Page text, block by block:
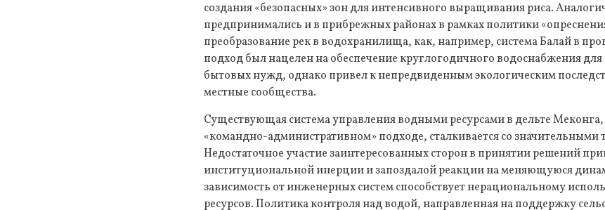
создания «безопасных» зон для интенсивного выращивания риса.
предпринимались и в прибрежных районах в рамках политики
преобразование рек в водохранилища, как, например, система Балай в
подход был нацелен на обеспечение круглогодичного водоснабжения для
бытовых нужд, однако привел к непредвиденным экологическим
местные сообщества.
Существующая система управления водными ресурсами в дельте Меконга,
«командно-административном» подходе, сталкивается со значительными
Недостаточное участие заинтересованных сторон в принятии решений
институциональной инерции и запоздалой реакции на меняющуюся
зависимость от инженерных систем способствует нерациональному
ресурсов. Политика контроля над водой, направленная на поддержку